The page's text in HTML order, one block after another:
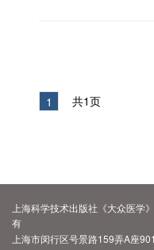
1 共1页
上海科学技术出版社《大众医
有
上海市闵行区号景路159弄A座